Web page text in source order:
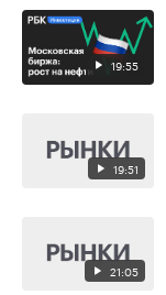
19:55
19:51
21:05